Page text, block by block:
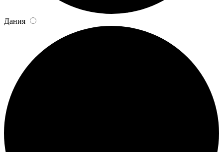
Дания